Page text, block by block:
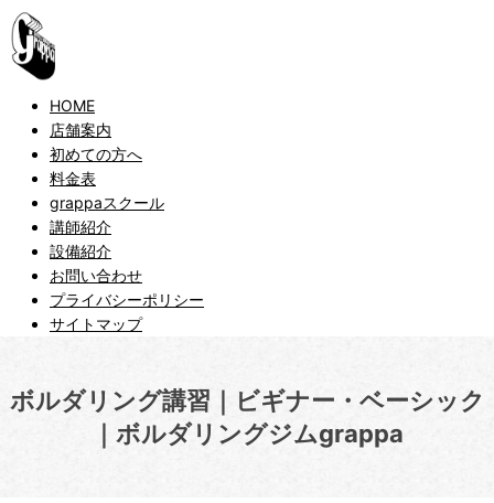
HOME
店舗案内
初めての方へ
料金表
grappaスクール
講師紹介
設備紹介
お問い合わせ
プライバシーポリシー
サイトマップ
ボルダリング講習｜ビギナー・ベーシック
｜ボルダリングジムgrappa